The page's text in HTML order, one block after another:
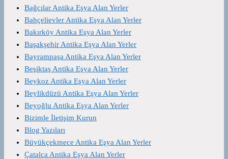
Bağcılar Antika Eşya Alan Yerler
Bahçelievler Antika Eşya Alan Yerler
Bakırköy Antika Eşya Alan Yerler
Başakşehir Antika Eşya Alan Yerler
Bayrampaşa Antika Eşya Alan Yerler
Beşiktaş Antika Eşya Alan Yerler
Beykoz Antika Eşya Alan Yerler
Beylikdüzü Antika Eşya Alan Yerler
Beyoğlu Antika Eşya Alan Yerler
Bizimle İletişim Kurun
Blog Yazıları
Büyükçekmece Antika Eşya Alan Yerler
Çatalca Antika Eşya Alan Yerler